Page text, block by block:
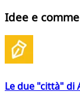
Idee e
Le due "città"